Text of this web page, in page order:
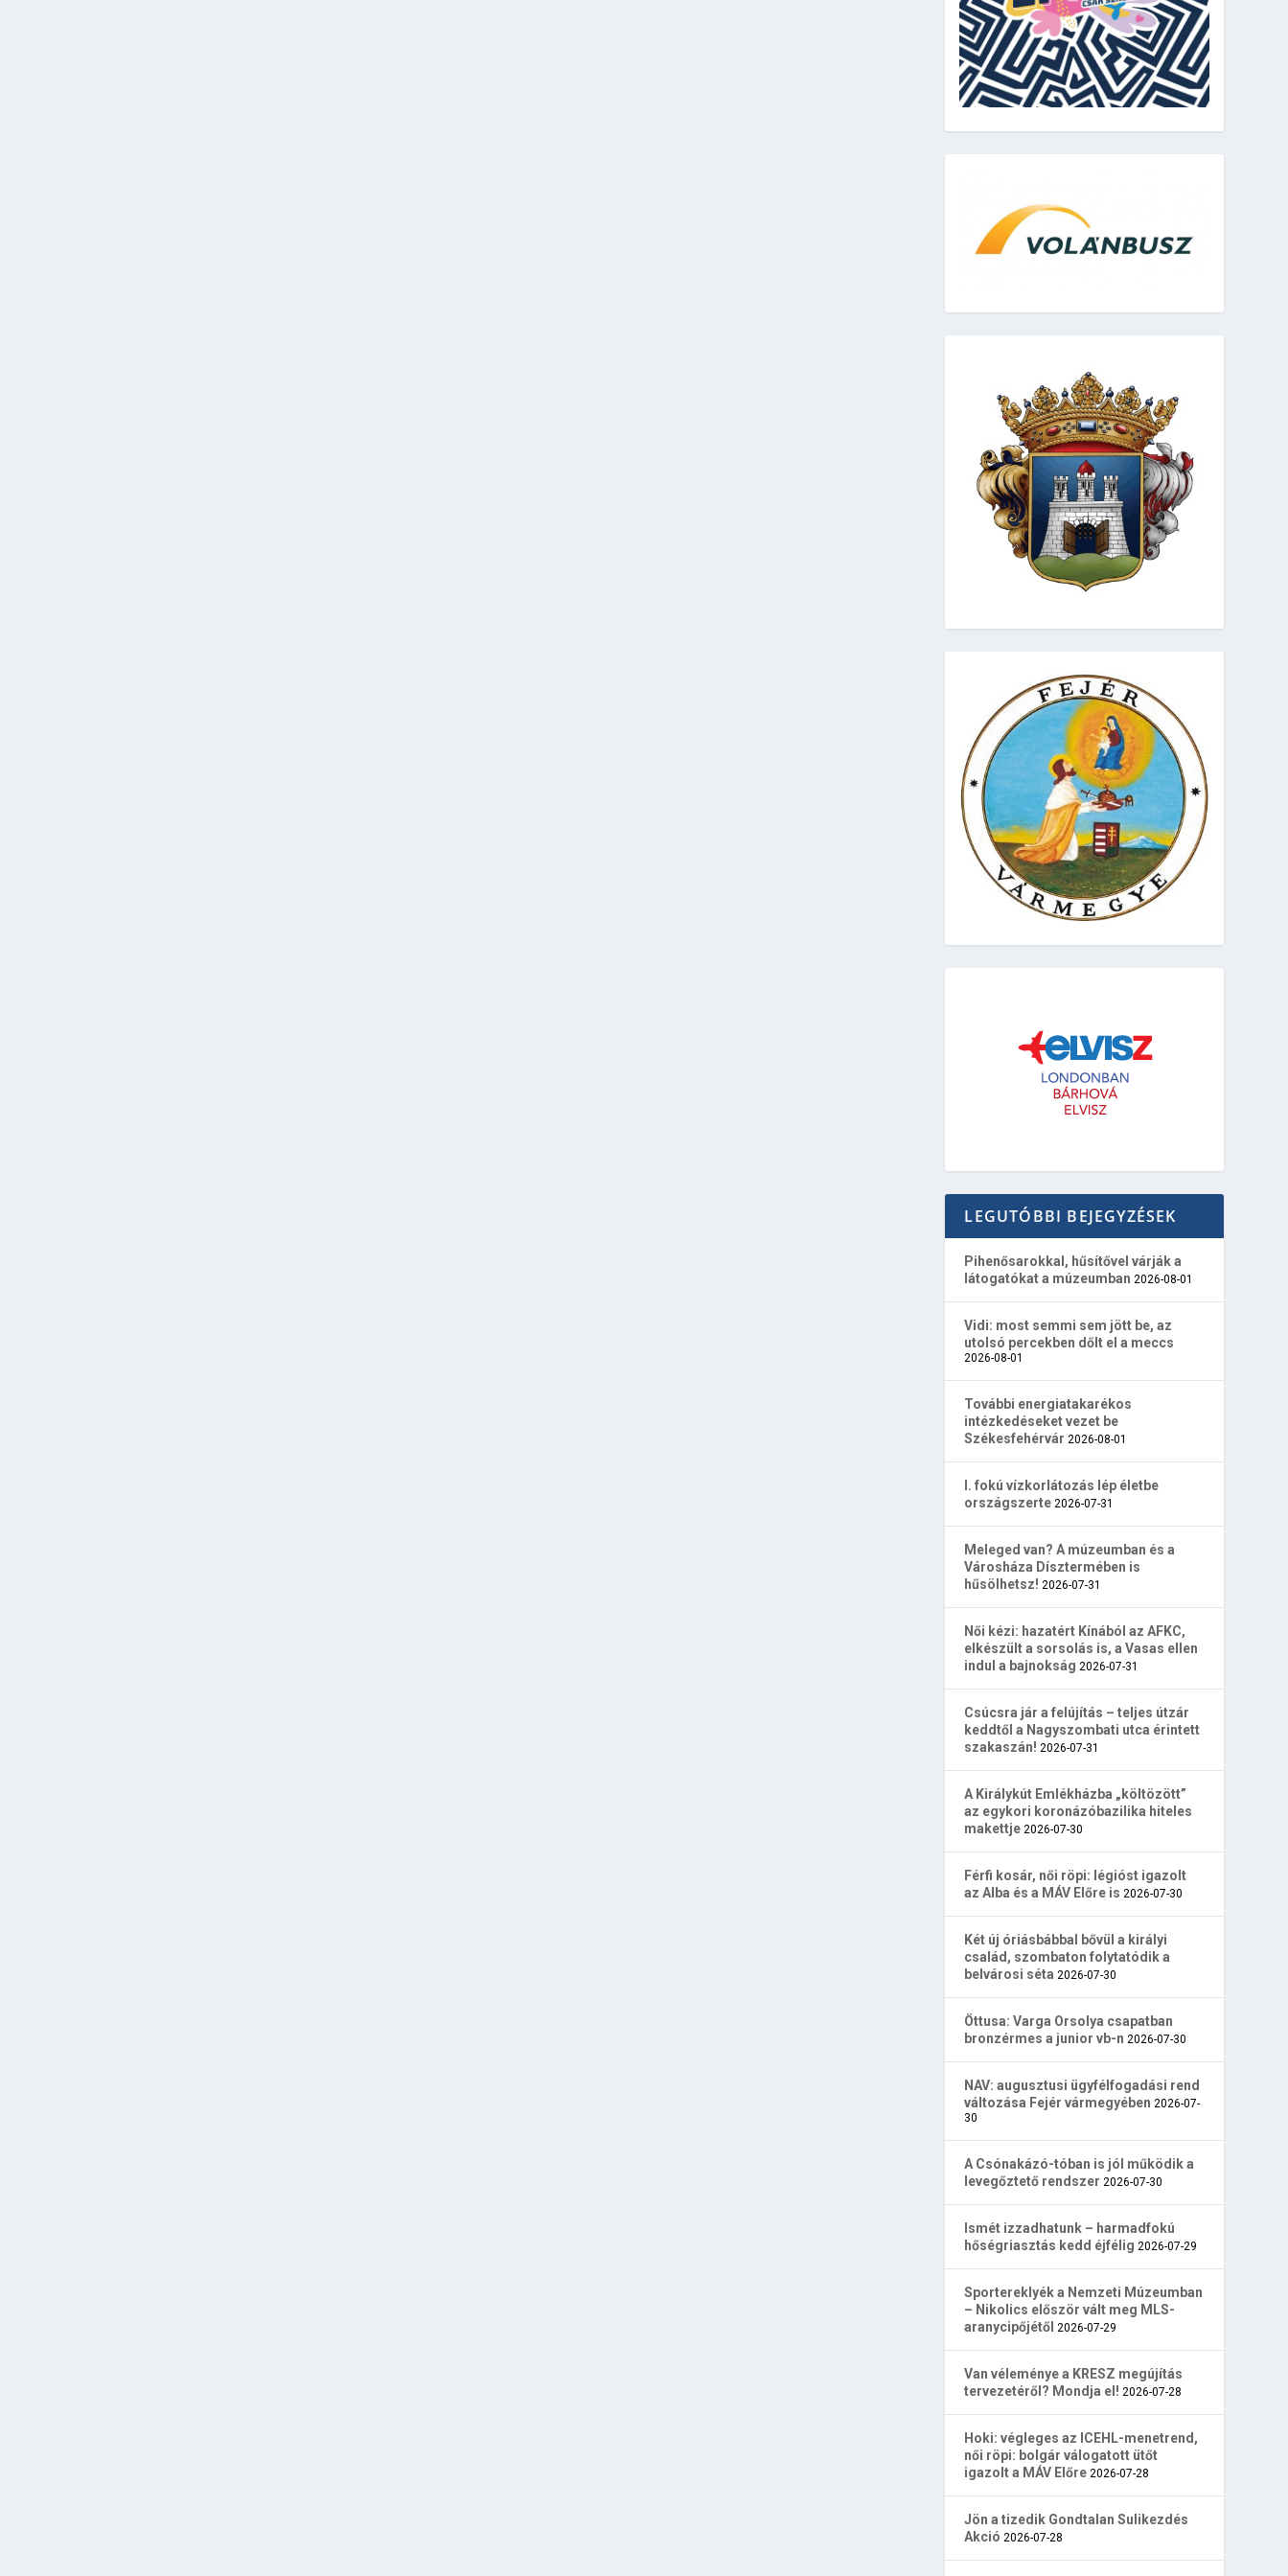
LEGUTÓBBI BEJEGYZÉSEK
Pihenősarokkal, hűsítővel várják a
látogatókat a múzeumban 2026-08-01
Vidi: most semmi sem jött be, az
utolsó percekben dőlt el a meccs
2026-08-01
További energiatakarékos
intézkedéseket vezet be
Székesfehérvár 2026-08-01
I. fokú vízkorlátozás lép életbe
országszerte 2026-07-31
Meleged van? A múzeumban és a
Városháza Dísztermében is
hűsölhetsz! 2026-07-31
Női kézi: hazatért Kínából az AFKC,
elkészült a sorsolás is, a Vasas ellen
indul a bajnokság 2026-07-31
Csúcsra jár a felújítás – teljes útzár
keddtől a Nagyszombati utca érintett
szakaszán! 2026-07-31
A Királykút Emlékházba „költözött”
az egykori koronázóbazilika hiteles
makettje 2026-07-30
Férfi kosár, női röpi: légióst igazolt
az Alba és a MÁV Előre is 2026-07-30
Két új óriásbábbal bővül a királyi
család, szombaton folytatódik a
belvárosi séta 2026-07-30
Öttusa: Varga Orsolya csapatban
bronzérmes a junior vb-n 2026-07-30
NAV: augusztusi ügyfélfogadási rend
változása Fejér vármegyében 2026-07-
30
A Csónakázó-tóban is jól működik a
levegőztető rendszer 2026-07-30
Ismét izzadhatunk – harmadfokú
hőségriasztás kedd éjfélig 2026-07-29
Sportereklyék a Nemzeti Múzeumban
– Nikolics először vált meg MLS-
aranycipőjétől 2026-07-29
Van véleménye a KRESZ megújítás
tervezetéről? Mondja el! 2026-07-28
Hoki: végleges az ICEHL-menetrend,
női röpi: bolgár válogatott ütőt
igazolt a MÁV Előre 2026-07-28
Jön a tizedik Gondtalan Sulikezdés
Akció 2026-07-28